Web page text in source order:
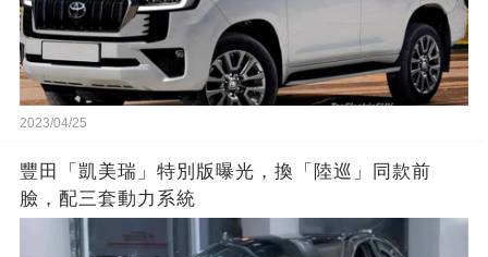
2023/04/25
豐田「凱美瑞」特別版曝光，換「陸巡」同款前
臉，配三套動力系統